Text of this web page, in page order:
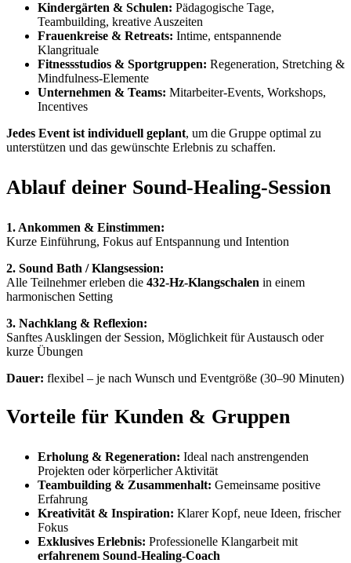
Kindergärten & Schulen: Pädagogische Tage,
Teambuilding, kreative Auszeiten
Frauenkreise & Retreats: Intime, entspannende
Klangrituale
Fitnessstudios & Sportgruppen: Regeneration, Stretching &
Mindfulness-Elemente
Unternehmen & Teams: Mitarbeiter-Events, Workshops,
Incentives
Jedes Event ist individuell geplant, um die Gruppe optimal zu
unterstützen und das gewünschte Erlebnis zu schaffen.
Ablauf deiner Sound-Healing-Session
1. Ankommen & Einstimmen:
Kurze Einführung, Fokus auf Entspannung und Intention
2. Sound Bath / Klangsession:
Alle Teilnehmer erleben die 432-Hz-Klangschalen in einem
harmonischen Setting
3. Nachklang & Reflexion:
Sanftes Ausklingen der Session, Möglichkeit für Austausch oder
kurze Übungen
Dauer: flexibel – je nach Wunsch und Eventgröße (30–90 Minuten)
Vorteile für Kunden & Gruppen
Erholung & Regeneration: Ideal nach anstrengenden
Projekten oder körperlicher Aktivität
Teambuilding & Zusammenhalt: Gemeinsame positive
Erfahrung
Kreativität & Inspiration: Klarer Kopf, neue Ideen, frischer
Fokus
Exklusives Erlebnis: Professionelle Klangarbeit mit
erfahrenem Sound-Healing-Coach